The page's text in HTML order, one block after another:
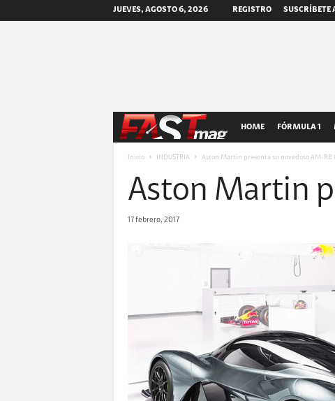
JUEVES, AGOSTO 6, 2026 REGISTRO SUSCRÍBETE
A
S
g
HOME FÓRMULA 1
Inicio INDUSTRIA Aston Martin presenta su novedoso AM-RB
Aston Martin
17 febrero, 2017